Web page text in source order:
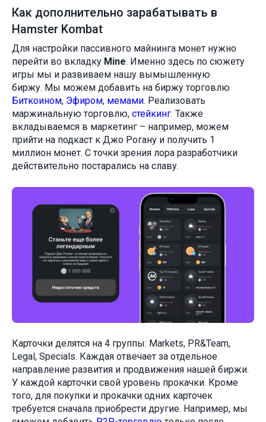
Как дополнительно зарабатывать в
Hamster Kombat
Для настройки пассивного майнинга монет нужно
перейти во вкладку Mine. Именно здесь по сюжету
игры мы и развиваем нашу вымышленную
биржу. Мы можем добавить на биржу торговлю
Биткоином, Эфиром, мемами. Реализовать
маржинальную торговлю, стейкинг. Также
вкладываемся в маркетинг – например, можем
прийти на подкаст к Джо Рогану и получить 1
миллион монет. С точки зрения лора разработчики
действительно постарались на славу.
Карточки делятся на 4 группы: Markets, PR&Team,
Legal, Specials. Каждая отвечает за отдельное
направление развития и продвижения нашей биржи.
У каждой карточки свой уровень прокачки. Кроме
того, для покупки и прокачки одних карточек
требуется сначала приобрести другие. Например, мы